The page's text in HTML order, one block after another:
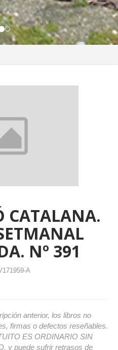
CATALANA.
Nº 391
A
anterior, los libros no
firmas o defectos reseñables.
ES ORDINARIO SIN
y puede sufrir retrasos de